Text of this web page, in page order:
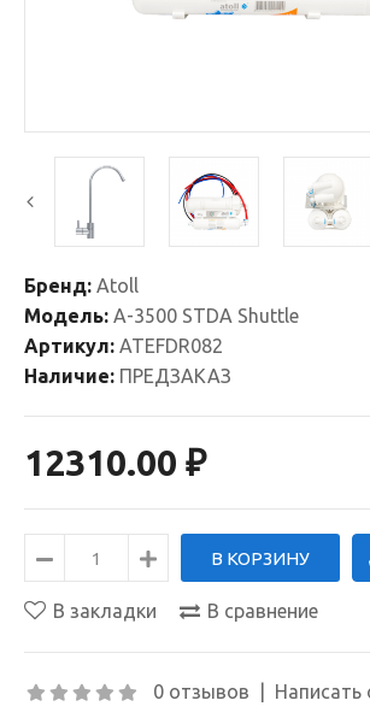
Бренд: Atoll
Модель: A-3500 STDA Shuttle
Артикул: ATEFDR082
Наличие: ПРЕДЗАКАЗ
12310.00 ₽
В закладки В сравнение
0 отзывов Написать